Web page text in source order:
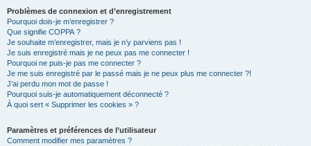
Problèmes de connexion et d’enregistrement
Pourquoi dois-je m’enregistrer ?
Que signifie COPPA ?
Je souhaite m’enregistrer, mais je n’y parviens pas !
Je suis enregistré mais je ne peux pas me connecter !
Pourquoi ne puis-je pas me connecter ?
Je me suis enregistré par le passé mais je ne peux plus me connecter ?!
J’ai perdu mon mot de passe !
Pourquoi suis-je automatiquement déconnecté ?
À quoi sert « Supprimer les cookies » ?
Paramètres et préférences de l’utilisateur
Comment modifier mes paramètres ?